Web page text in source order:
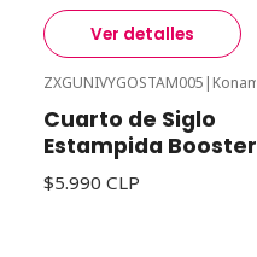
Ver detalles
ZXGUNIVYGOSTAM005 | Konami
Cuarto de Siglo
Estampida Booster
$5.990 CLP